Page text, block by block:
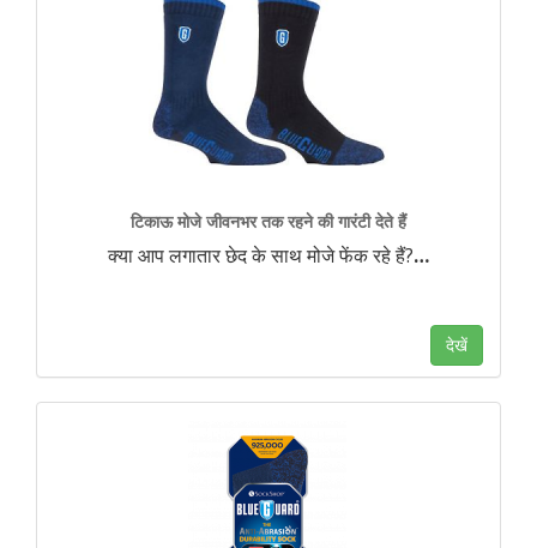
टिकाऊ मोजे जीवनभर तक रहने की गारंटी देते हैं
क्या आप लगातार छेद के साथ मोजे फेंक रहे हैं?…
देखें